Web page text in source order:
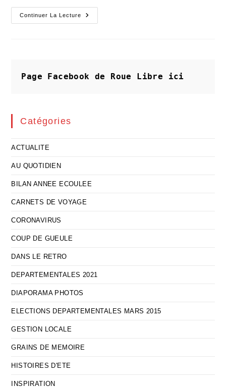
Continuer La Lecture
Les
Constructeurs
Page Facebook de Roue Libre ici
Catégories
ACTUALITE
AU QUOTIDIEN
BILAN ANNEE ECOULEE
CARNETS DE VOYAGE
CORONAVIRUS
COUP DE GUEULE
DANS LE RETRO
DEPARTEMENTALES 2021
DIAPORAMA PHOTOS
ELECTIONS DEPARTEMENTALES MARS 2015
GESTION LOCALE
GRAINS DE MEMOIRE
HISTOIRES D'ETE
INSPIRATION